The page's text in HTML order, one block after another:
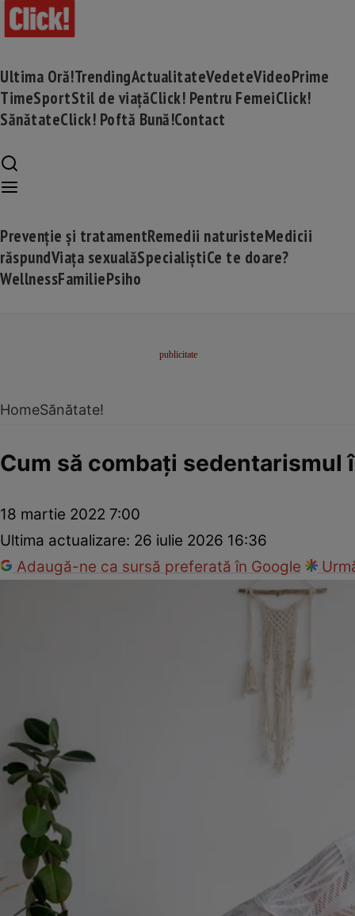
Ultima Oră!TrendingActualitateVedeteVideoPrime
TimeSportStil de viațăClick! Pentru FemeiClick!
SănătateClick! Poftă Bună!Contact
Prevenție și tratamentRemedii naturisteMedicii
răspundViața sexualăSpecialiștiCe te doare?
WellnessFamiliePsiho
HomeSănătate!
Cum să combaţi sedentarismul
18 martie 2022 7:00
Ultima actualizare: 26 iulie 2026 16:36
Adaugă-ne ca sursă preferată în Google